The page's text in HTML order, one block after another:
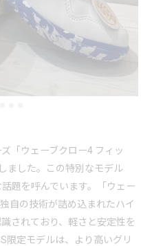
「ウェーブクロー4 フィッ
ました。この特別なモデル
題を呼んでいます。「ウェー
自の技術が詰め込まれたハイ
されており、軽さと安定性を
限定モデルは、より高いグリ